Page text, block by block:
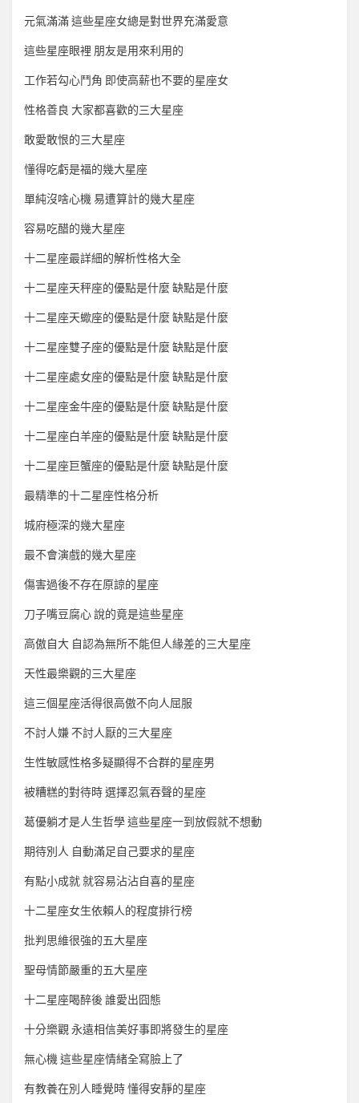
元氣滿滿 這些星座女總是對世界充滿愛意
這些星座眼裡 朋友是用來利用的
工作若勾心鬥角 即使高薪也不要的星座女
性格善良 大家都喜歡的三大星座
敢愛敢恨的三大星座
懂得吃虧是福的幾大星座
單純沒啥心機 易遭算計的幾大星座
容易吃醋的幾大星座
十二星座最詳細的解析性格大全
十二星座天秤座的優點是什麼 缺點是什麼
十二星座天蠍座的優點是什麼 缺點是什麼
十二星座雙子座的優點是什麼 缺點是什麼
十二星座處女座的優點是什麼 缺點是什麼
十二星座金牛座的優點是什麼 缺點是什麼
十二星座白羊座的優點是什麼 缺點是什麼
十二星座巨蟹座的優點是什麼 缺點是什麼
最精準的十二星座性格分析
城府極深的幾大星座
最不會演戲的幾大星座
傷害過後不存在原諒的星座
刀子嘴豆腐心 說的竟是這些星座
高傲自大 自認為無所不能但人緣差的三大星座
天性最樂觀的三大星座
這三個星座活得很高傲不向人屈服
不討人嫌 不討人厭的三大星座
生性敏感性格多疑顯得不合群的星座男
被糟糕的對待時 選擇忍氣吞聲的星座
葛優躺才是人生哲學 這些星座一到放假就不想動
期待別人 自動滿足自己要求的星座
有點小成就 就容易沾沾自喜的星座
十二星座女生依賴人的程度排行榜
批判思維很強的五大星座
聖母情節嚴重的五大星座
十二星座喝醉後 誰愛出囧態
十分樂觀 永遠相信美好事即將發生的星座
無心機 這些星座情緒全寫臉上了
有教養在別人睡覺時 懂得安靜的星座